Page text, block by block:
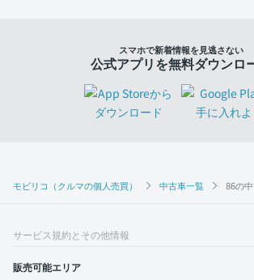
モビリコ（クルマの個人売買） 中古車一覧 86の
スマホで新着情報を見逃さない
公式アプリを無料ダウンロ
サービス規約とその他情報
販売可能エリア